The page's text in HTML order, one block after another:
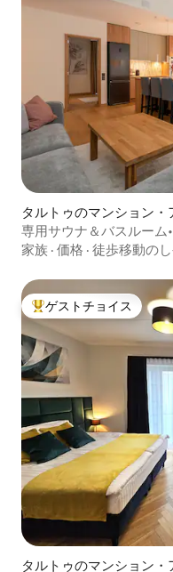
タルトゥのマンション・
専用サウナ＆バスルーム
家族 · 価格 · 徒歩移動の
大好評のゲストチョイス
ゲストチョイス
タルトゥのマンション・